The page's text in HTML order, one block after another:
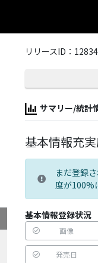
リリースID：
サマリー/統計
基本情報充実
まだ登録
度が100%
基本情報登録状況
画像
発売日